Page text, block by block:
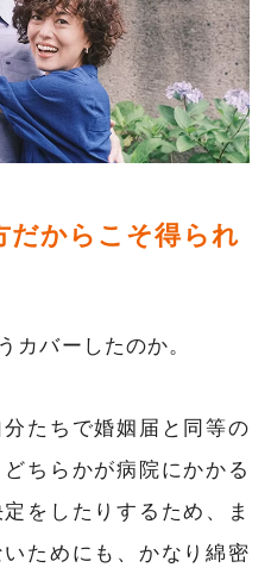
だからこそ得られ
カバーしたのか。
分たちで婚姻届と同等の
ちらかが病院にかかる
をしたりするため、ま
ためにも、かなり綿密